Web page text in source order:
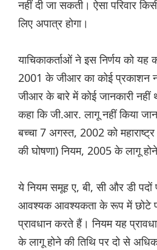
नहीं दी जा सकती। ऐसा परिवार
लिए अपात्र होगा।
याचिकाकर्ताओं ने इस निर्णय को यह
2001 के जीआर का कोई प्रकाशन
जीआर के बारे में कोई जानकारी
कहा कि जी.आर. लागू नहीं किया
बच्चा 7 अगस्त, 2002 को महाराष्ट्र
की घोषणा) नियम, 2005 के लागू
ये नियम समूह ए, बी, सी और डी पदों
आवश्यक आवश्यकता के रूप में छोटे
प्रावधान करते हैं। नियम यह
के लागू होने की तिथि पर दो से